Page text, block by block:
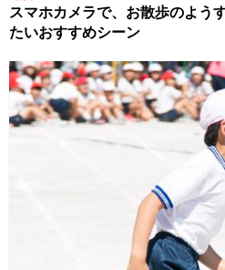
スマホカメラで、お散歩のよう
たいおすすめシーン